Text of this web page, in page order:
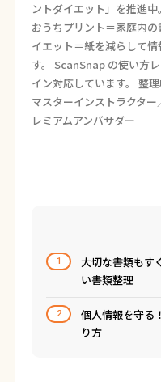
ントダイエット」を推進
おうちプリント＝家庭内
イエット＝紙を減らして
す。 ScanSnap の使い方
イン対応しています。 整
マスターインストラクタ
レミアムアンバサダー
1
大切な書類もす
い書類整理
2
個人情報を守る
り方